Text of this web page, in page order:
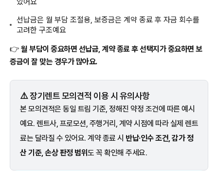
선납금은 월 부담 조절용, 보증금은 계약 종료 후 자금 회수를
고려한 구조예요
👉 월 부담이 중요하면 선납금, 계약 종료 후 선택지가 중요하면 보
증금이 잘 맞는 경우가 많아요.
⚠️ 장기렌트 모의견적 이용 시 유의사항
본 모의견적은 동일 트림 기준, 정해진 약정 조건에 따른 예시
예요. 렌트사, 프로모션, 주행거리, 계약 시점에 따라 실제 렌트
료는 달라질 수 있어요. 계약 종료 시 반납·인수 조건, 감가 정
산 기준, 손상 판정 범위도 꼭 확인해 주세요.